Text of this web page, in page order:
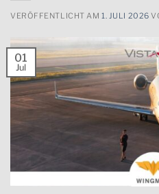
VERÖFFENTLICHT AM1. JULI 2026
01
Jul